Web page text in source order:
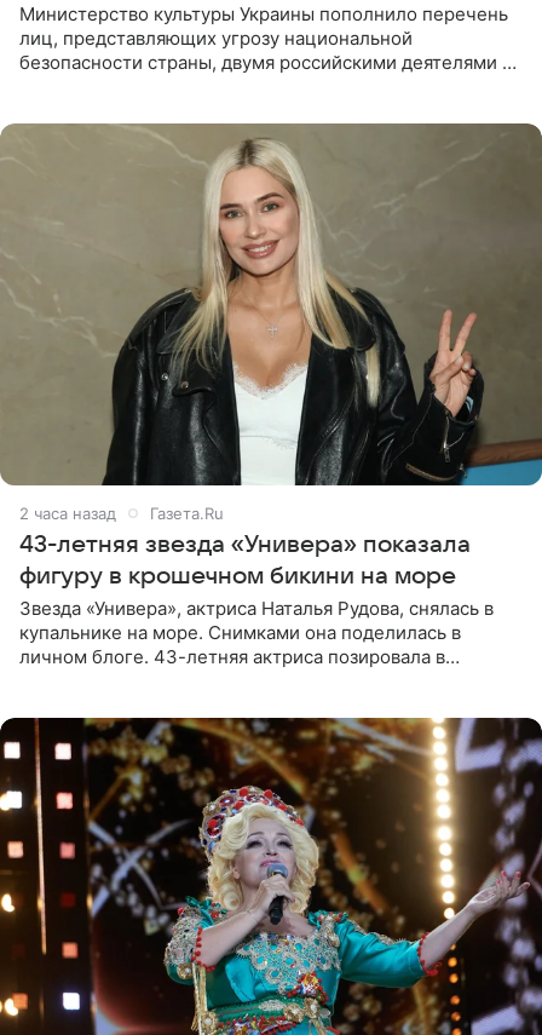
Министерство культуры Украины пополнило перечень
лиц, представляющих угрозу национальной
безопасности страны, двумя российскими деятелями —
2 часа назад Газета.Ru
43-летняя звезда «Универа» показала
фигуру в крошечном бикини на море
Звезда «Универа», актриса Наталья Рудова, снялась в
купальнике на море. Снимками она поделилась в
личном блоге. 43-летняя актриса позировала в